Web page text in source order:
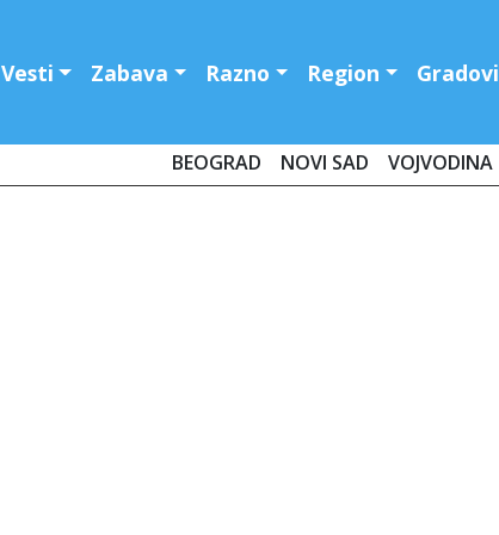
Vesti Zabava Razno Region Gradovi
BEOGRAD NOVI SAD VOJVODINA